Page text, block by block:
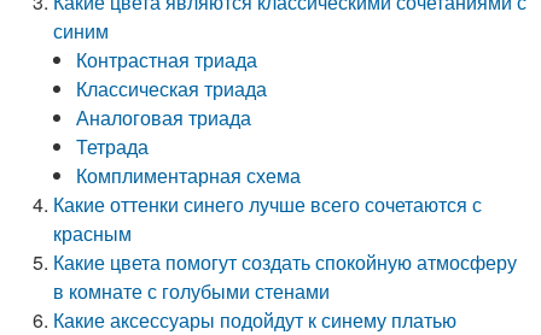
синим
Контрастная триада
Классическая триада
Аналоговая триада
Тетрада
Комплиментарная схема
Какие оттенки синего лучше всего сочетаются с
красным
Какие цвета помогут создать спокойную атмосферу
в комнате с голубыми стенами
Какие аксессуары подойдут к синему платью